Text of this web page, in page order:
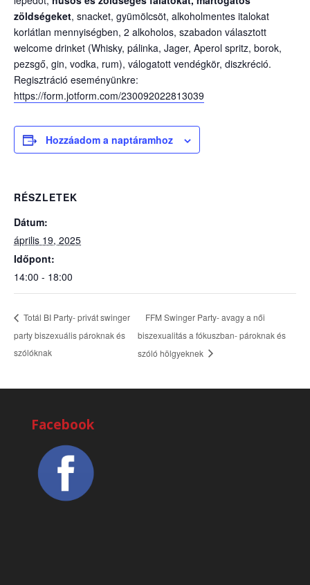
zöldségeket, snacket, gyümölcsöt, alkoholmentes italokat
korlátlan mennyiségben, 2 alkoholos, szabadon választott
welcome drinket (Whisky, pálinka, Jager, Aperol spritz, borok,
pezsgő, gin, vodka, rum), válogatott vendégkör, diszkréció.
Regisztráció eseményünkre:
https://form.jotform.com/230092022813039
Hozzáadom a naptáramhoz
RÉSZLETEK
Dátum:
április 19, 2025
Időpont:
14:00 - 18:00
Totál BI Party- privát swinger
party biszexuális pároknak és
szólóknak
FFM Swinger Party- avagy a női
biszexualitás a fókuszban- pároknak és
szóló hölgyeknek
Facebook